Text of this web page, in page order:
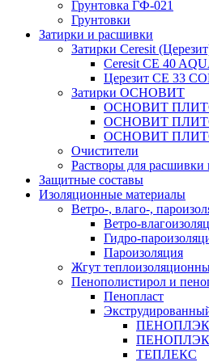
Грунтовка ГФ-021
Грунтовки
Затирки и расшивки
Затирки Ceresit
Ceresit CE 40
Церезит CE 33
Затирки ОСНОВИТ
ОСНОВИТ
ОСНОВИТ
ОСНОВИТ
Очистители
Растворы для расшивки
Защитные составы
Изоляционные материалы
Ветро-, влаго-,
Ветро-
Гидро-
Пароизоляция
Жгут
Пенополистирол и
Пенопласт
ТЕПЛЕКС